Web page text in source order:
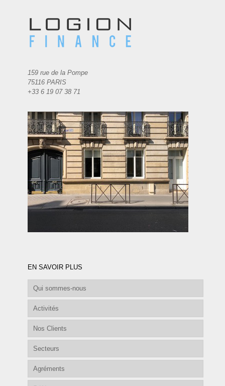
159 rue de la Pompe
75116 PARIS
+33 6 19 07 38 71
EN SAVOIR PLUS
Qui sommes-nous
Activités
Nos Clients
Secteurs
Agréments